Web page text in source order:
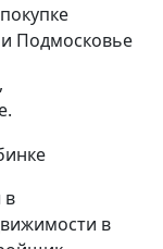
Подмосковье
в
в